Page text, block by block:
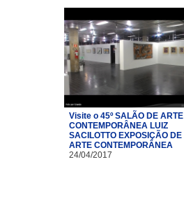
Visite o 45º SALÃO DE ARTE
CONTEMPORÂNEA LUIZ
SACILOTTO EXPOSIÇÃO DE
ARTE CONTEMPORÂNEA
24/04/2017